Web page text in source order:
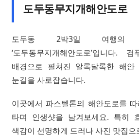
도두동무지개해안도로
도두동 2박3일 여행의
‘도두동무지개해안도로’입니다.
배경으로 펼쳐진 알록달록한 해안
눈길을 사로잡습니다.
이곳에서 파스텔톤의 해안도로를
타며 인생샷을 남겨보세요. 특히
색감이 선명하게 드러나 사진 맛집으